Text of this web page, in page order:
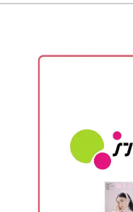
いきます。
天白麻耶先生のブラシ
存在感のあるデザイン
今回のような淡いカラ
演出してくれますよ。
花を描くときのポ
M25のホワイトで
M253のくすみパー
M143のピンクを
K3のホワイトで真